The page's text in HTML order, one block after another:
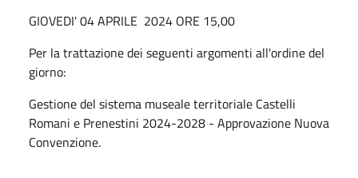
GIOVEDI' 04 APRILE 2024 ORE 15,00
Per la trattazione dei seguenti argomenti all'ordine del
giorno:
Gestione del sistema museale territoriale Castelli
Romani e Prenestini 2024-2028 - Approvazione Nuova
Convenzione.